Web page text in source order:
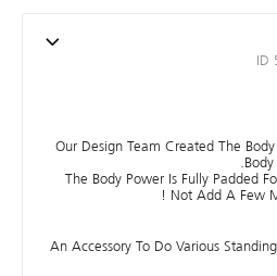
ID
Our Design Team Created The
The Body Power Is Fully Padded
Not Add A Few
An Accessory To Do Various